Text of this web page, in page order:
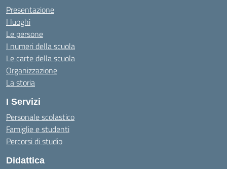
Presentazione
I luoghi
Le persone
I numeri della scuola
Le carte della scuola
Organizzazione
La storia
I Servizi
Personale scolastico
Famiglie e studenti
Percorsi di studio
Didattica